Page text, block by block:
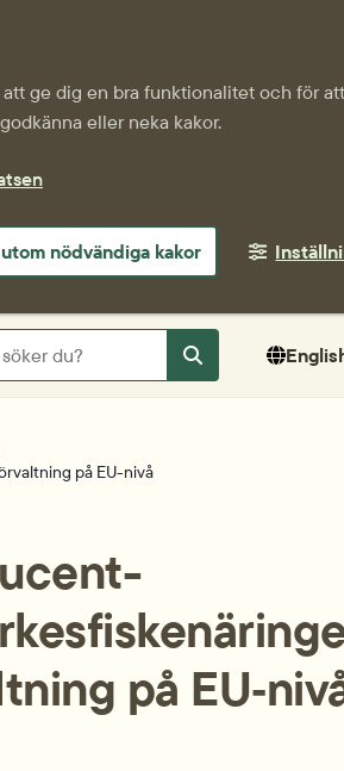
ge dig en bra funktionalitet och för
eller neka kakor.
nödvändiga kakor
Sök
på EU-nivå
på